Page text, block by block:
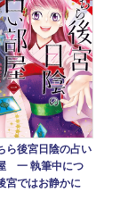
ら後宮日陰の占い
一 執筆中につ
宮ではお静かに